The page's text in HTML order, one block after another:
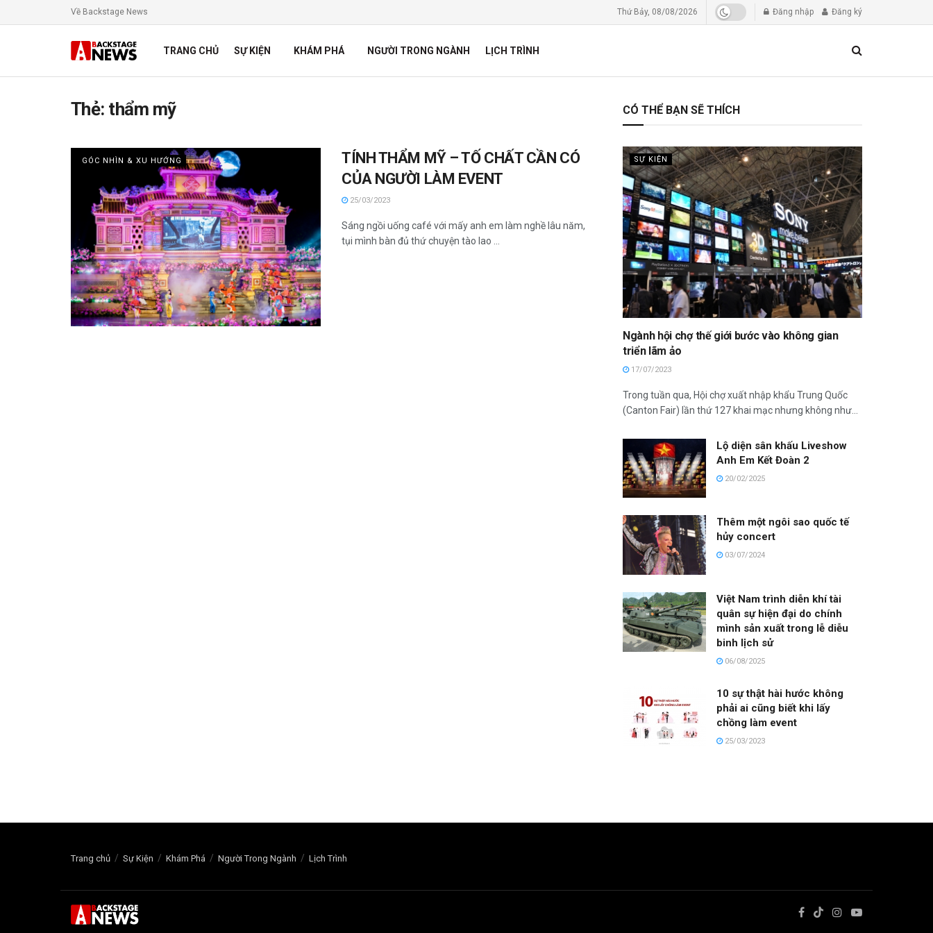
Về Backstage News Thứ Bảy, 08/08/2026 Đăng nhập Đăng ký
TRANG CHỦ SỰ KIỆN KHÁM PHÁ NGƯỜI TRONG NGÀNH LỊCH TRÌNH
Thẻ: thẩm mỹ
GÓC NHÌN & XU HƯỚNG
TÍNH THẨM MỸ – TỐ CHẤT CẦN CÓ
CỦA NGƯỜI LÀM EVENT
25/03/2023
Sáng ngồi uống café với mấy anh em làm nghề lâu năm,
tụi mình bàn đủ thứ chuyện tào lao ...
CÓ THỂ BẠN SẼ THÍCH
SỰ KIỆN
Ngành hội chợ thế giới bước vào không gian
triển lãm ảo
17/07/2023
Trong tuần qua, Hội chợ xuất nhập khẩu Trung Quốc
(Canton Fair) lần thứ 127 khai mạc nhưng không như...
Lộ diện sân khấu Liveshow
Anh Em Kết Đoàn 2
20/02/2025
Thêm một ngôi sao quốc tế
hủy concert
03/07/2024
Việt Nam trình diễn khí tài
quân sự hiện đại do chính
mình sản xuất trong lễ diễu
binh lịch sử
06/08/2025
10 sự thật hài hước không
phải ai cũng biết khi lấy
chồng làm event
25/03/2023
Trang chủ Sự Kiện Khám Phá Người Trong Ngành Lịch Trình